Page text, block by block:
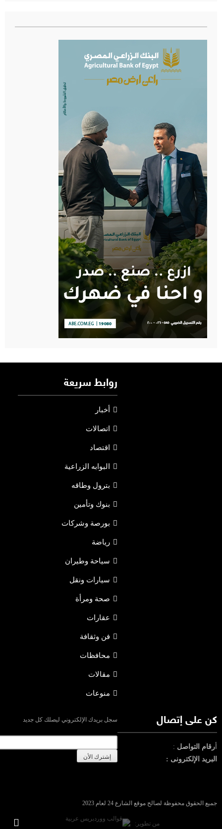
روابط سريعة
أخبار
اتصالات
اقتصاد
البوابه الزراعية
بترول وطاقه
بنوك وتأمين
بورصة وشركات
رياضة
سياحة وطيران
سيارات ونقل
صحة ومرأة
عقارات
فن وثقافة
محافظات
مقالات
منوعات
كن على إتصال
رقام التواصل :
البريد الإلكترونى :
سجل بريدك الإلكتروني ليصلك كل جديد
جميع الحقوق محفوظة لصالح موقع الشارع 24 لعام 2023
من تطوير: